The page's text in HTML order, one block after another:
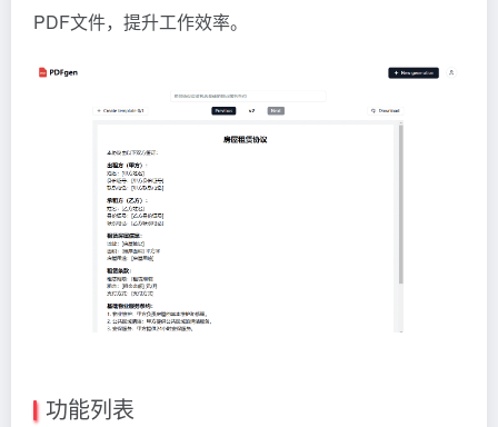
PDF文件，提升工作效率。
功能列表